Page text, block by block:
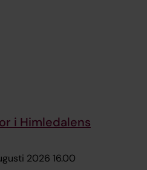
i Himledalens
2026 16.00